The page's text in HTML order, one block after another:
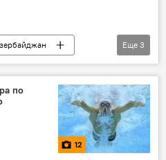
Чехия
Еще 3
по
12